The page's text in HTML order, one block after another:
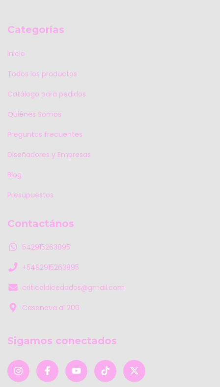
Categorías
Inicio
Todos los productos
Catálogo para pedidos
Quiénes Somos
Preguntas frecuentes
Diseñadores y Empresas
Blog
Presupuestos
Contactános
542915263895
+5492915263895
criticaldicedados@gmail.com
Casanova al 200
Sigamos conectados